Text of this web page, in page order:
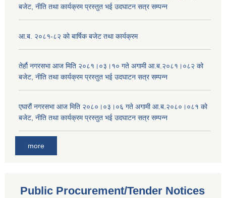
बजेट, नीति तथा कार्यक्रम प्रस्तुत भई उदघाटन सत्र सम्पन्न
आ.ब. २०८१-८२ को बार्षिक बजेट तथा कार्यक्रम
तेर्हौ नगरसभा आज मिति २०८१।०३।१० गते अगामी आ.ब.२०८१।०८२ को
बजेट, नीति तथा कार्यक्रम प्रस्तुत भई उदघाटन सत्र सम्पन्न
एघारौं नगरसभा आज मिति २०८०।०३।०६ गते अगामी आ.ब.२०८०।०८१ को
बजेट, नीति तथा कार्यक्रम प्रस्तुत भई उदघाटन सत्र सम्पन्न
more
Public Procurement/Tender Notices